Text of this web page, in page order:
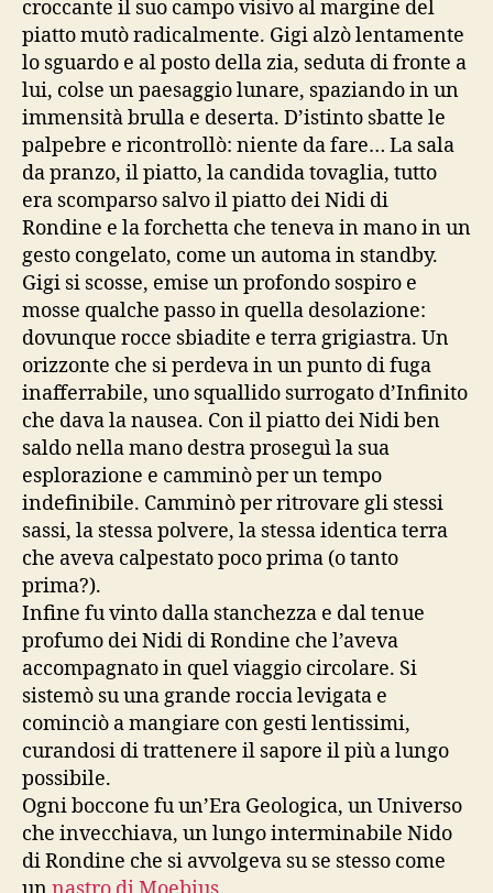
croccante il suo campo visivo al margine del
piatto mutò radicalmente. Gigi alzò lentamente
lo sguardo e al posto della zia, seduta di fronte a
lui, colse un paesaggio lunare, spaziando in un
immensità brulla e deserta. D’istinto sbatte le
palpebre e ricontrollò: niente da fare… La sala
da pranzo, il piatto, la candida tovaglia, tutto
era scomparso salvo il piatto dei Nidi di
Rondine e la forchetta che teneva in mano in un
gesto congelato, come un automa in standby.
Gigi si scosse, emise un profondo sospiro e
mosse qualche passo in quella desolazione:
dovunque rocce sbiadite e terra grigiastra. Un
orizzonte che si perdeva in un punto di fuga
inafferrabile, uno squallido surrogato d’Infinito
che dava la nausea. Con il piatto dei Nidi ben
saldo nella mano destra proseguì la sua
esplorazione e camminò per un tempo
indefinibile. Camminò per ritrovare gli stessi
sassi, la stessa polvere, la stessa identica terra
che aveva calpestato poco prima (o tanto
prima?).
Infine fu vinto dalla stanchezza e dal tenue
profumo dei Nidi di Rondine che l’aveva
accompagnato in quel viaggio circolare. Si
sistemò su una grande roccia levigata e
cominciò a mangiare con gesti lentissimi,
curandosi di trattenere il sapore il più a lungo
possibile.
Ogni boccone fu un’Era Geologica, un Universo
che invecchiava, un lungo interminabile Nido
di Rondine che si avvolgeva su se stesso come